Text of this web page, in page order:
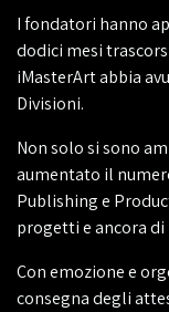
I fondatori hanno
dodici mesi
iMasterArt abbia
Divisioni.
Non solo si sono
aumentato il
Publishing e
progetti e ancora
Con emozione e
consegna degli